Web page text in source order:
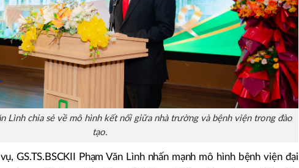
Lình chia sẻ về mô hình kết nối giữa nhà trường và bệnh viện trong đào
tạo.
GS.TS.BSCKII Phạm Văn Lình nhấn mạnh mô hình bệnh viện đại